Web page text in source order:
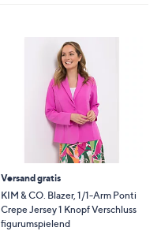
Versand gratis
KIM & CO. Blazer, 1/1-Arm Ponti
Crepe Jersey 1 Knopf Verschluss
figurumspielend